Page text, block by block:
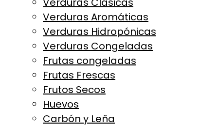
Verduras Aromáticas
Verduras Hidropónicas
Verduras Congeladas
Frutas congeladas
Frutas Frescas
Frutos Secos
Huevos
Carbón y Leña